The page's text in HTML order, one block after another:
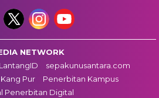
NETWORK
LantangID
sepakunusantara.com
Pur
Penerbitan Kampus
Penerbitan Digital